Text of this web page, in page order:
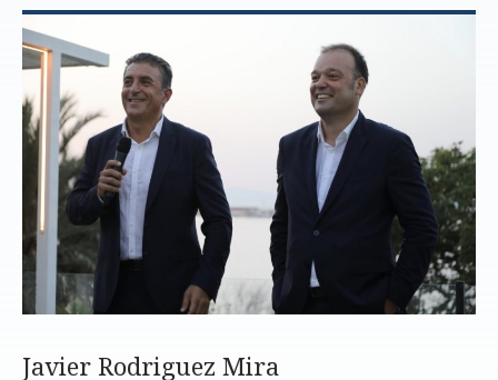
Javier Rodriguez Mira